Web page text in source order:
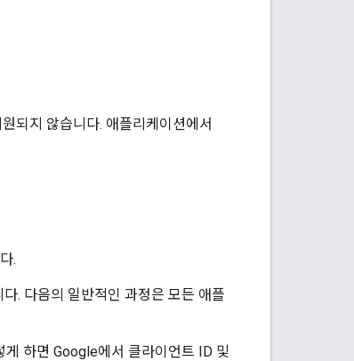
되지 않습니다. 애플리케이션에서
.
. 다음의 일반적인 과정은 모든 애플
하면 Google에서 클라이언트 ID 및